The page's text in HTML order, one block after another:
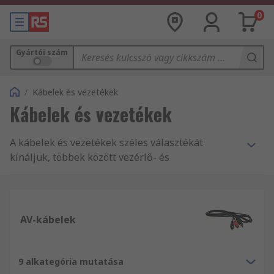
0
Gyártói szám
/ Kábelek és vezetékek
Kábelek és vezetékek
A kábelek és vezetékek széles választékát
kínáljuk, többek között vezérlő- és
hangszórókábelt, koaxiális kábelt, valamint
raktáron tartunk a hőre zsugorodó és egyéb
AV-kábelek
9 alkategória mutatása